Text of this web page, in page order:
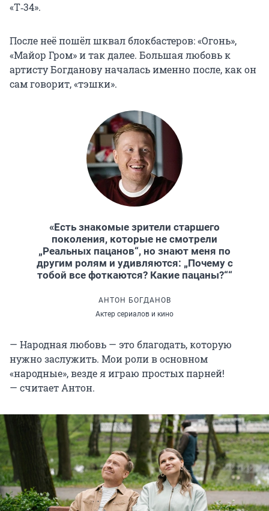
«Т‑34».
После неё пошёл шквал блокбастеров: «Огонь»,
«Майор Гром» и так далее. Большая любовь к
артисту Богданову началась именно после, как он
сам говорит, «тэшки».
«Есть знакомые зрители старшего
поколения, которые не смотрели
„Реальных пацанов“, но знают меня по
другим ролям и удивляются: „Почему с
тобой все фоткаются? Какие пацаны?““
АНТОН БОГДАНОВ
Актер сериалов и кино
— Народная любовь — это благодать, которую
нужно заслужить. Мои роли в основном
«народные», везде я играю простых парней!
— считает Антон.